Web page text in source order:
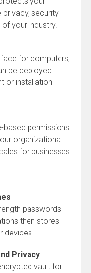
privacy, security
your industry.
for computers,
be deployed
or installation
based permissions
organizational
for businesses
passwords
then stores
devices.
Privacy
vault for